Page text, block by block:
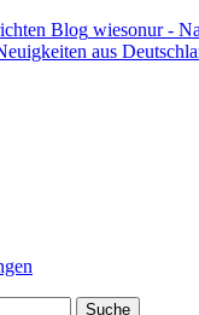
wiesonur -
aus